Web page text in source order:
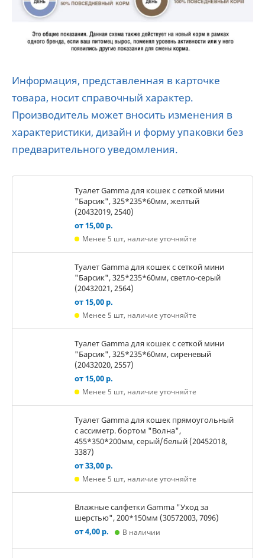
Информация, представленная в карточке
товара, носит справочный характер.
Производитель может вносить изменения в
характеристики, дизайн и форму упаковки без
предварительного уведомления.
Туалет Gamma для кошек c сеткой мини
"Барсик", 325*235*60мм, желтый
(20432019, 2540)
от 15,00 р.
Менее 5 шт, наличие уточняйте
Туалет Gamma для кошек c сеткой мини
"Барсик", 325*235*60мм, светло-серый
(20432021, 2564)
от 15,00 р.
Менее 5 шт, наличие уточняйте
Туалет Gamma для кошек c сеткой мини
"Барсик", 325*235*60мм, сиреневый
(20432020, 2557)
от 15,00 р.
Менее 5 шт, наличие уточняйте
Туалет Gamma для кошек прямоугольный
с ассиметр. бортом "Волна",
455*350*200мм, серый/белый (20452018,
3387)
от 33,00 р.
Менее 5 шт, наличие уточняйте
Влажные салфетки Gamma "Уход за
шерстью", 200*150мм (30572003, 7096)
от 4,00 р.
В наличии